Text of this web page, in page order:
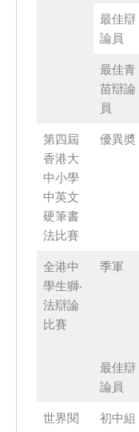
最佳辯
論員
最佳青
苗辯論
員
第四屆
香港大
中小學
中英文
硬筆書
法比賽
優異奬
全港中
學生獅‧
法辯論
比賽
季軍
最佳辯
論員
世界閱
初中組